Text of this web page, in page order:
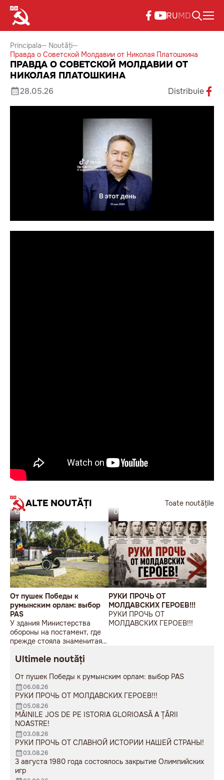
RUMD
Principala
Noutăți
Правда о Советской Молдавии от Николая Платошкина
ПРАВДА О СОВЕТСКОЙ МОЛДАВИИ ОТ
НИКОЛАЯ ПЛАТОШКИНА
28.05.26 Distribuie
ALTE NOUTĂȚI
Toate noutățile
06.08.26
От пушек Победы к
румынским орлам: выбор
PAS
У здания Министерства
обороны на постамент, где
прежде стояла знаменитая
мужчина возложил букет
05.08.26
РУКИ ПРОЧЬ ОТ
МОЛДАВСКИХ ГЕРОЕВ!!!
РУКИ ПРОЧЬ ОТ
МОЛДАВСКИХ ГЕРОЕВ!!!
Ultimele noutăți
От пушек Победы к румынским орлам: выбор PAS
06.08.26
РУКИ ПРОЧЬ ОТ МОЛДАВСКИХ ГЕРОЕВ!!!
05.08.26
MÂINILE JOS DE PE ISTORIA GLORIOASĂ A ȚĂRII
NOASTRE!
03.08.26
РУКИ ПРОЧЬ ОТ СЛАВНОЙ ИСТОРИИ НАШЕЙ СТРАНЫ!
03.08.26
3 августа 1980 года состоялось закрытие Олимпийских
игр